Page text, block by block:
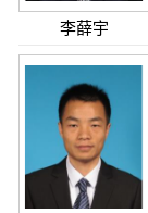
李薛宇